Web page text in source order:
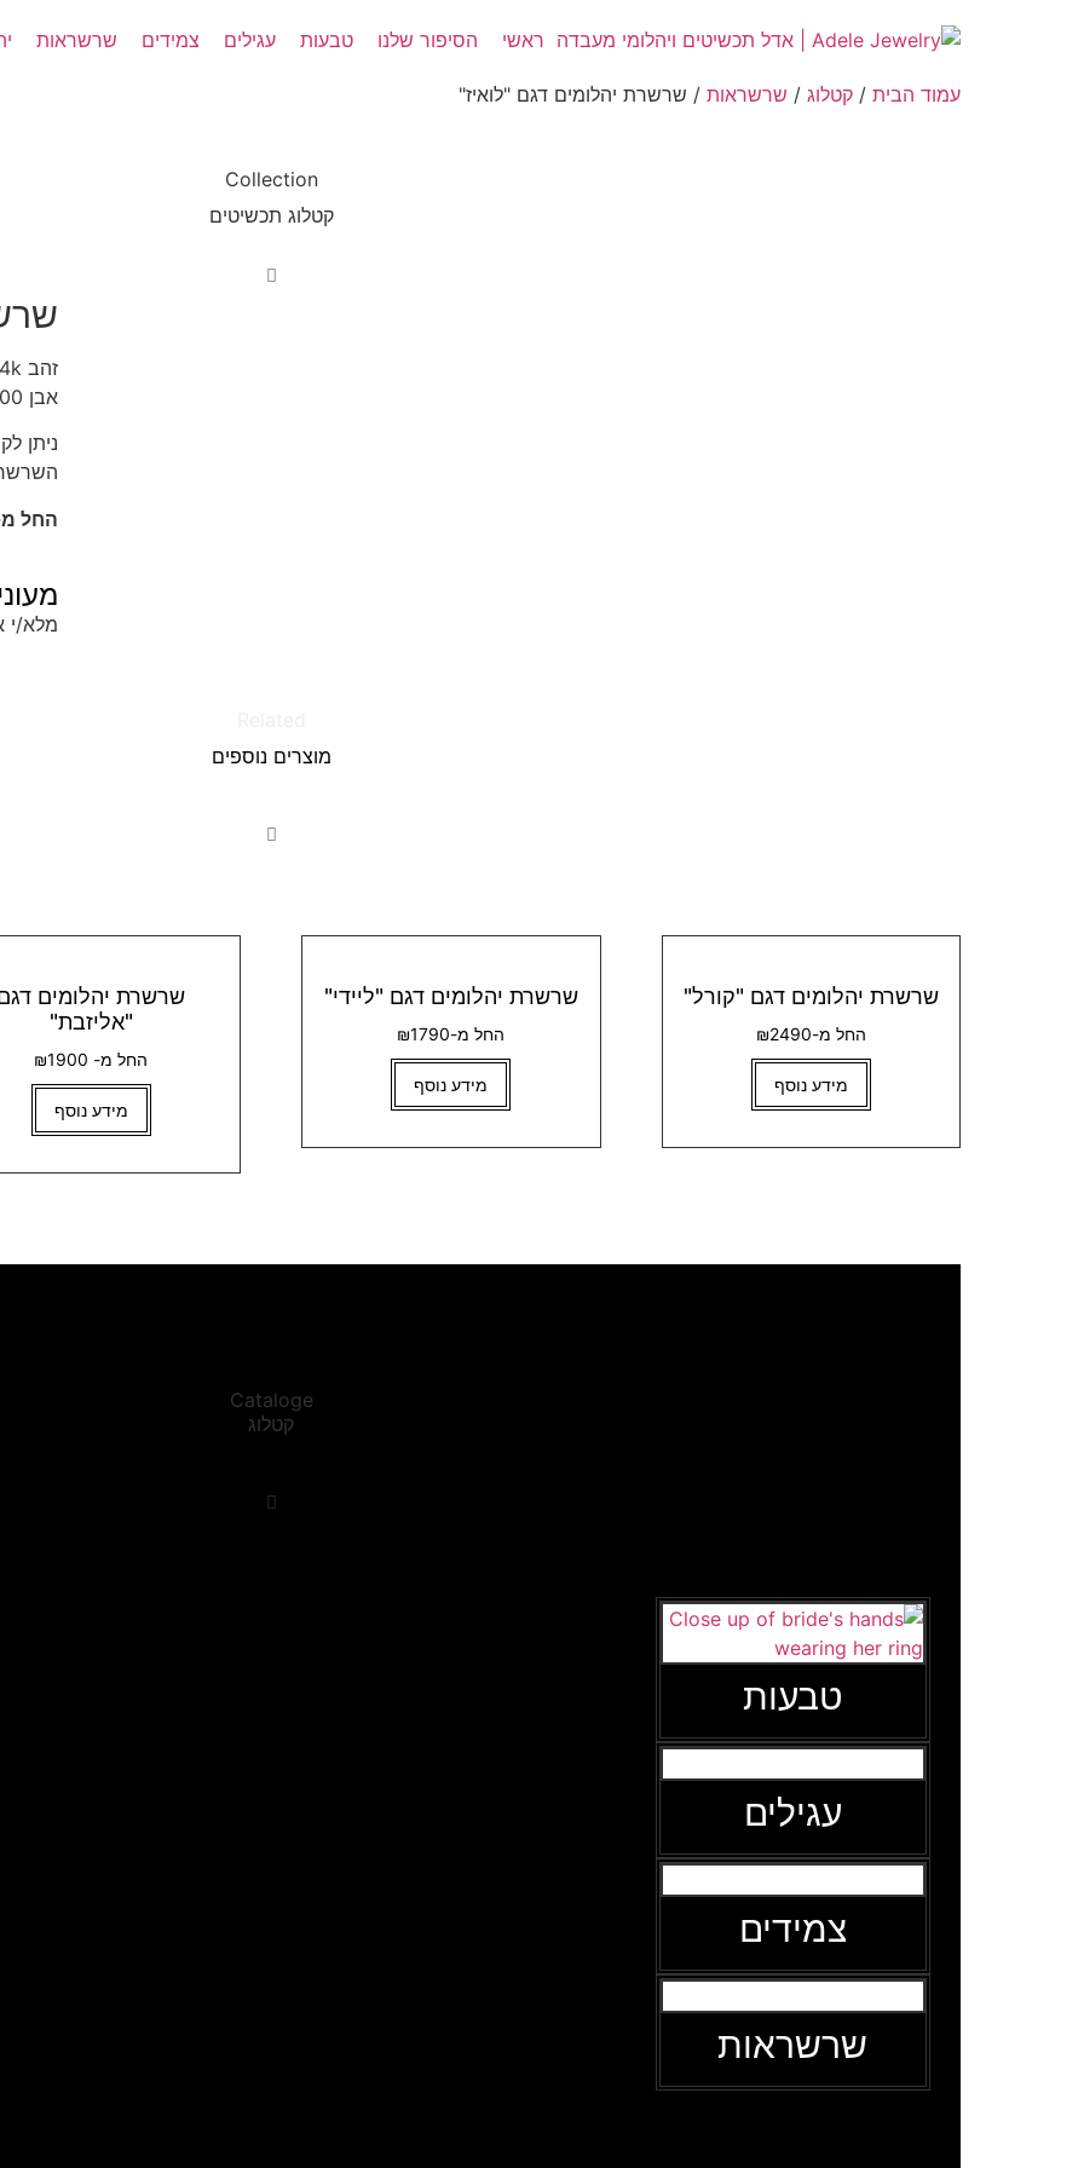
ראשי הסיפור שלנו טבעות עגילים צמידים שרשראות
עמוד הבית / קטלוג / שרשראות / שרשרת יהלומים דגם "לואיז"
Collection
קטלוג תכשיטים
זהב 14k
אבן 3.00 קראט
ניתן
החל מ-
מלא/י
מוצרים נוספים
שרשרת יהלומים דגם "קורל"
החל מ-₪2490
מידע נוסף
שרשרת יהלומים דגם "ליידי"
החל מ-₪1790
מידע נוסף
שרשרת יהלומים
"אליזבת"
החל מ- ₪1900
מידע נוסף
Cataloge
קטלוג
טבעות
עגילים
צמידים
שרשראות